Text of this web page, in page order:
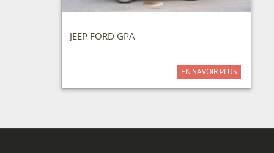
JEEP FORD GPA
EN SAVOIR PLUS